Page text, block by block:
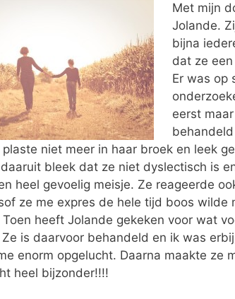
Met mijn
Jolande.
bijna
dat ze
Er was op
eerst
niet meer in haar broek en leek
bleek dat ze niet dyslectisch is
heel gevoelig meisje. Ze reageerde
ze me expres de hele tijd boos
heeft Jolande gekeken voor wat
is daarvoor behandeld en ik was
enorm opgelucht. Daarna maakte ze
heel bijzonder!!!!